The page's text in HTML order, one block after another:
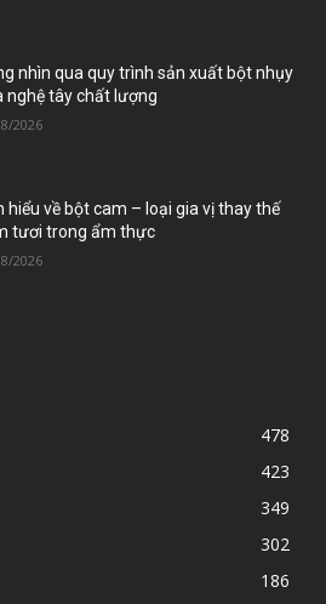
nhìn qua quy trình sản xuất bột nhụy
nghệ tây chất lượng
2026
hiểu về bột cam – loại gia vị thay thế
tươi trong ẩm thực
2026
478
423
349
302
186